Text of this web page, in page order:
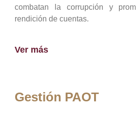
combatan la corrupción y
rendición de cuentas.
Ver más
Gestión PAOT